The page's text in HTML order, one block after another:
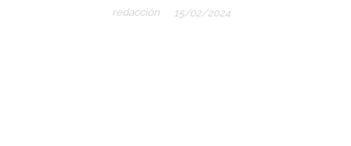
redacción 15/02/2024